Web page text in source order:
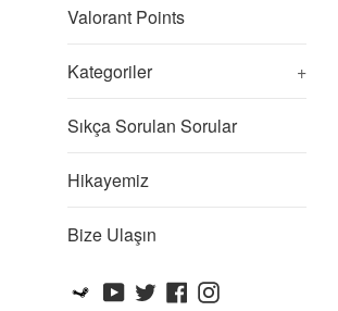
Valorant Points
Kategoriler +
Sıkça Sorulan Sorular
Hikayemiz
Bize Ulaşın
SteamYouTube
TwitterFacebook
Instagram